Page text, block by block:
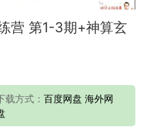
营 第1-3期+神算玄
载方式： 百度网盘 海外网